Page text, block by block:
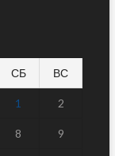
СБ ВС
1 2
8 9